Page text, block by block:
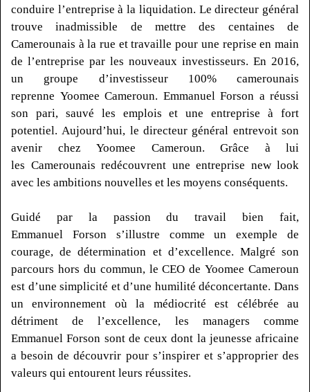
conduire l’entreprise à la liquidation. Le directeur général
trouve inadmissible de mettre des centaines de
Camerounais à la rue et travaille pour une reprise en main
de l’entreprise par les nouveaux investisseurs. En 2016,
un groupe d’investisseur 100% camerounais
reprenne Yoomee Cameroun. Emmanuel Forson a réussi
son pari, sauvé les emplois et une entreprise à fort
potentiel. Aujourd’hui, le directeur général entrevoit son
avenir chez Yoomee Cameroun. Grâce à lui
les Camerounais redécouvrent une entreprise newlook
avec les ambitions nouvelles et les moyens conséquents.
Guidé par la passion du travail bien fait,
Emmanuel Forsons’illustre comme un exemple de
courage, de détermination et d’excellence. Malgré son
parcours hors du commun, leCEO deYoomee Cameroun
est d’une simplicité et d’une humilité déconcertante. Dans
un environnement où la médiocrité est célébrée au
détriment de l’excellence, les managers comme
EmmanuelForson sont de ceux dont la jeunesse africaine
a besoin de découvrir pour s’inspirer et s’approprier des
valeurs qui entourent leurs réussites.